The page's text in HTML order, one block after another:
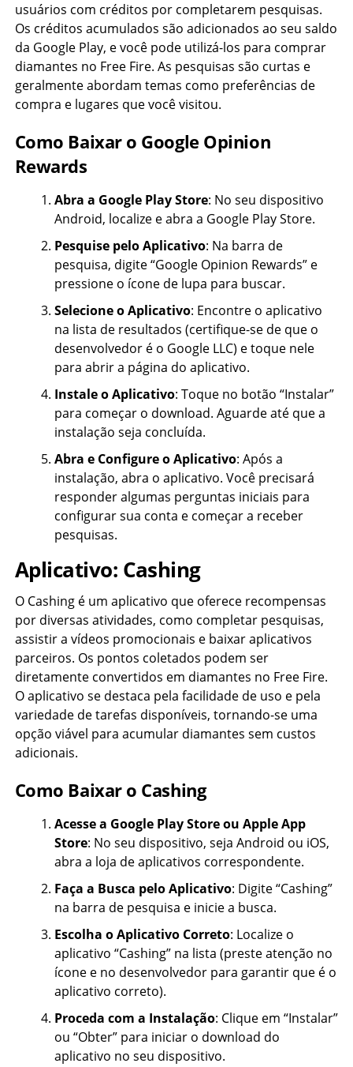
usuários com créditos por completarem pesquisas.
Os créditos acumulados são adicionados ao seu saldo
da Google Play, e você pode utilizá-los para comprar
diamantes no Free Fire. As pesquisas são curtas e
geralmente abordam temas como preferências de
compra e lugares que você visitou.
Como Baixar o Google Opinion
Rewards
Abra a Google Play Store: No seu dispositivo
Android, localize e abra a Google Play Store.
Pesquise pelo Aplicativo: Na barra de
pesquisa, digite “Google Opinion Rewards” e
pressione o ícone de lupa para buscar.
Selecione o Aplicativo: Encontre o aplicativo
na lista de resultados (certifique-se de que o
desenvolvedor é o Google LLC) e toque nele
para abrir a página do aplicativo.
Instale o Aplicativo: Toque no botão “Instalar”
para começar o download. Aguarde até que a
instalação seja concluída.
Abra e Configure o Aplicativo: Após a
instalação, abra o aplicativo. Você precisará
responder algumas perguntas iniciais para
configurar sua conta e começar a receber
pesquisas.
Aplicativo: Cashing
O Cashing é um aplicativo que oferece recompensas
por diversas atividades, como completar pesquisas,
assistir a vídeos promocionais e baixar aplicativos
parceiros. Os pontos coletados podem ser
diretamente convertidos em diamantes no Free Fire.
O aplicativo se destaca pela facilidade de uso e pela
variedade de tarefas disponíveis, tornando-se uma
opção viável para acumular diamantes sem custos
adicionais.
Como Baixar o Cashing
Acesse a Google Play Store ou Apple App
Store: No seu dispositivo, seja Android ou iOS,
abra a loja de aplicativos correspondente.
Faça a Busca pelo Aplicativo: Digite “Cashing”
na barra de pesquisa e inicie a busca.
Escolha o Aplicativo Correto: Localize o
aplicativo “Cashing” na lista (preste atenção no
ícone e no desenvolvedor para garantir que é o
aplicativo correto).
Proceda com a Instalação: Clique em “Instalar”
ou “Obter” para iniciar o download do
aplicativo no seu dispositivo.